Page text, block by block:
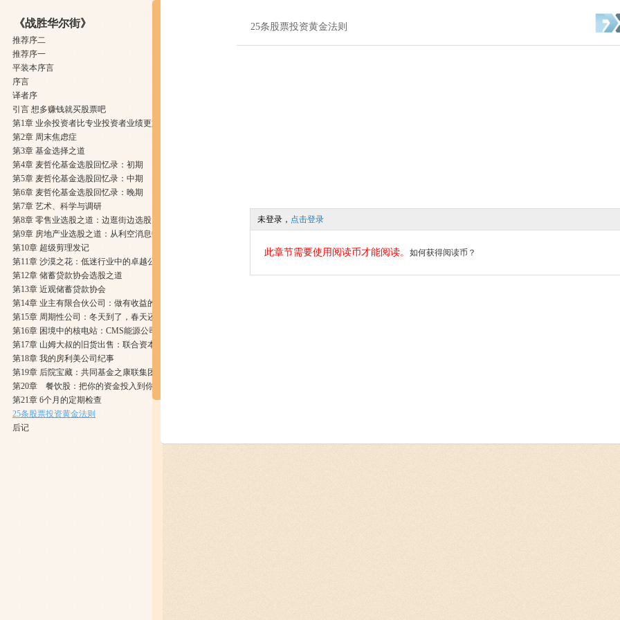
《战胜华尔街》
推荐序二
推荐序一
平装本序言
序言
译者序
引言 想多赚钱就买股票吧
第1章 业余投资者比专业投资者业绩更好
第2章 周末焦虑症
第3章 基金选择之道
第4章 麦哲伦基金选股回忆录：初期
第5章 麦哲伦基金选股回忆录：中期
第6章 麦哲伦基金选股回忆录：晚期
第7章 艺术、科学与调研
第8章 零售业选股之道：边逛街边选股
第9章 房地产业选股之道：从利空消息中寻宝
第10章 超级剪理发记
第11章 沙漠之花：低迷行业中的卓越公司
第12章 储蓄贷款协会选股之道
第13章 近观储蓄贷款协会
第14章 业主有限合伙公司：做有收益的交易
第15章 周期性公司：冬天到了，春天还会远吗
第16章 困境中的核电站：CMS能源公司
第17章 山姆大叔的旧货出售：联合资本公司Ⅱ期
第18章 我的房利美公司纪事
第19章 后院宝藏：共同基金之康联集团
第20章 餐饮股：把你的资金投入到你的嘴巴所到之处
第21章 6个月的定期检查
25条股票投资黄金法则
后记
25条股票投资黄金法则
未登录， 点击登录
此章节需要使用阅读币才能阅读。 如何获得阅读币？